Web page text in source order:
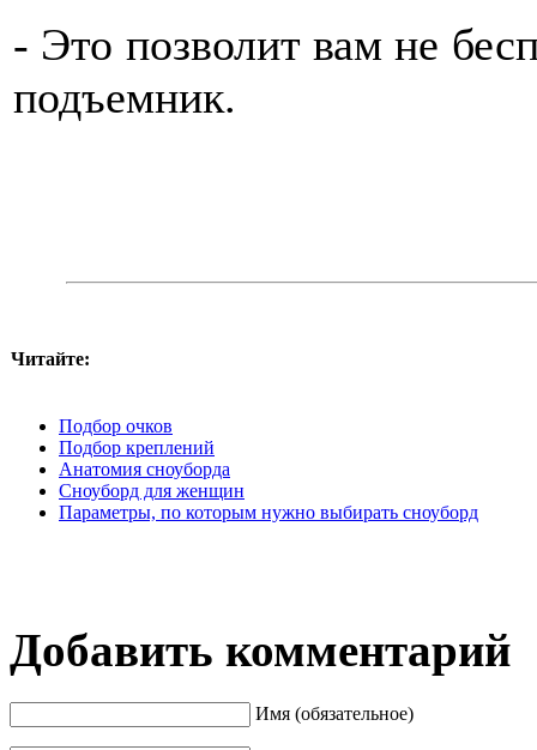
- Это позволит вам не
подъемник.
Читайте:
Подбор очков
Подбор креплений
Анатомия сноуборда
Cноуборд для женщин
Параметры, по которым нужно выбирать сноуборд
Добавить комментарий
Имя (обязательное)